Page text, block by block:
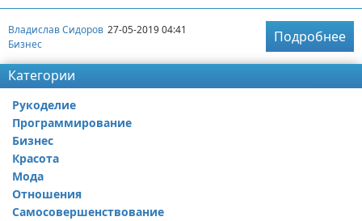
Владислав Сидоров 27-05-2019 04:41
Бизнес
Подробнее
Категории
Рукоделие
Программирование
Бизнес
Красота
Мода
Отношения
Самосовершенствование